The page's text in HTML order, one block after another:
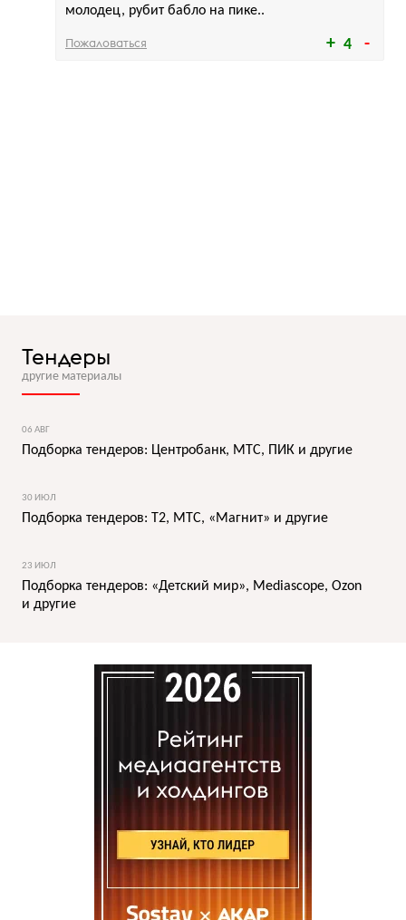
4
молодец, рубит бабло на пике..
Пожаловаться
Тендеры
другие материалы
06 АВГ
Подборка тендеров: Центробанк, МТС, ПИК и другие
30 ИЮЛ
Подборка тендеров: T2, МТС, «Магнит» и другие
23 ИЮЛ
Подборка тендеров: «Детский мир», Mediascope, Ozon
и другие